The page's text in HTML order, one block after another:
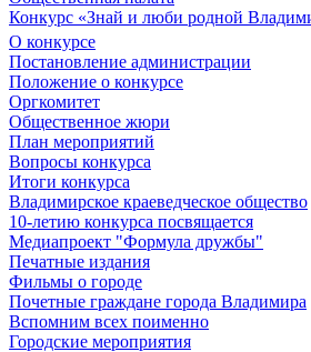
Конкурс «Знай и люби родной
О конкурсе
Постановление администрации
Положение о конкурсе
Оргкомитет
Общественное жюри
План мероприятий
Вопросы конкурса
Итоги конкурса
Владимирское краеведческое общество
10-летию конкурса посвящается
Медиапроект "Формула дружбы"
Печатные издания
Фильмы о городе
Почетные граждане города Владимира
Вспомним всех поименно
Городские мероприятия